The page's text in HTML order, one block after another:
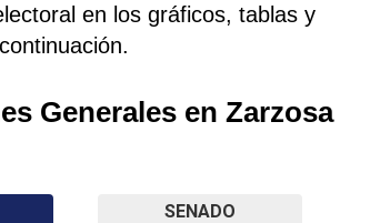
en los gráficos, tablas y
Generales en Zarzosa
SENADO